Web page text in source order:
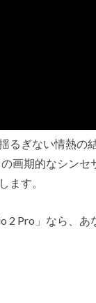
るぎない情熱の
画期的なシンセ
ます。
2 Pro」なら、あ